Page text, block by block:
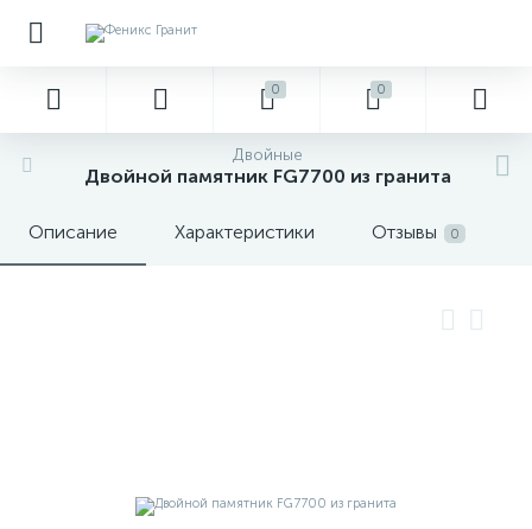
0 0
Двойные
Двойной памятник FG7700 из гранита
Описание Характеристики Отзывы 0